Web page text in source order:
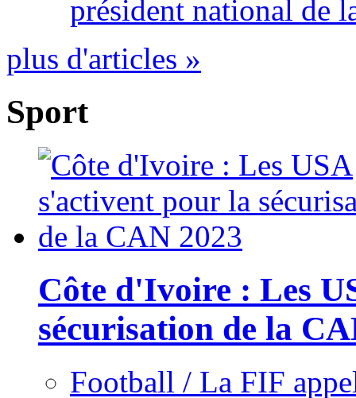
président national de
plus d'articles »
Sport
Côte d'Ivoire : Les
sécurisation de la
Football / La FIF